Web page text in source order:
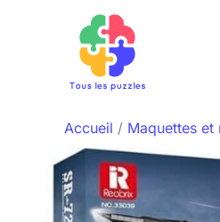
Accueil Maquettes et